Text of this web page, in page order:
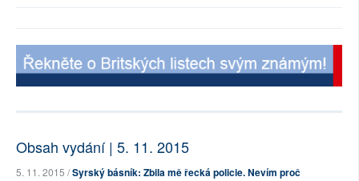
Obsah vydání | 5. 11. 2015
5. 11. 2015 /Syrský básník: Zbila mě řecká policie. Nevím proč